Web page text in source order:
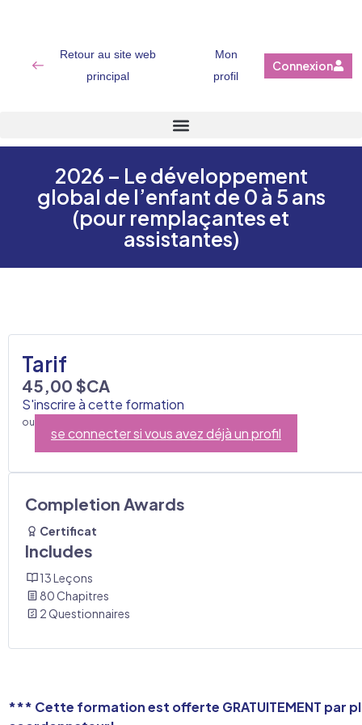
Retour au site web
principal
Mon
profil
Connexion
2026 – Le développement
global de l’enfant de 0 à 5 ans
(pour remplaçantes et
assistantes)
*** Cette formation est offerte GRATUITEMENT par
Tarif
45,00 $CA
S'inscrire à cette formation
ou
se connecter si vous avez déjà un profil
Completion Awards
Certificat
Includes
13 Leçons
80 Chapitres
2 Questionnaires